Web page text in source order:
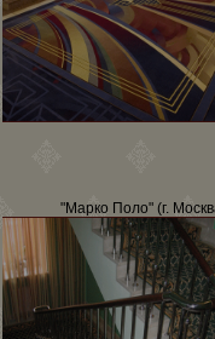
"Марко Поло" (г.